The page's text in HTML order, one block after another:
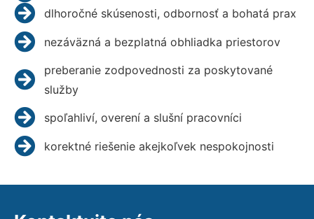
dlhoročné skúsenosti, odbornosť a bohatá prax
nezáväzná a bezplatná obhliadka priestorov
preberanie zodpovednosti za poskytované
služby
spoľahliví, overení a slušní pracovníci
korektné riešenie akejkoľvek nespokojnosti